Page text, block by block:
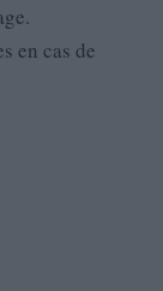
en cas de